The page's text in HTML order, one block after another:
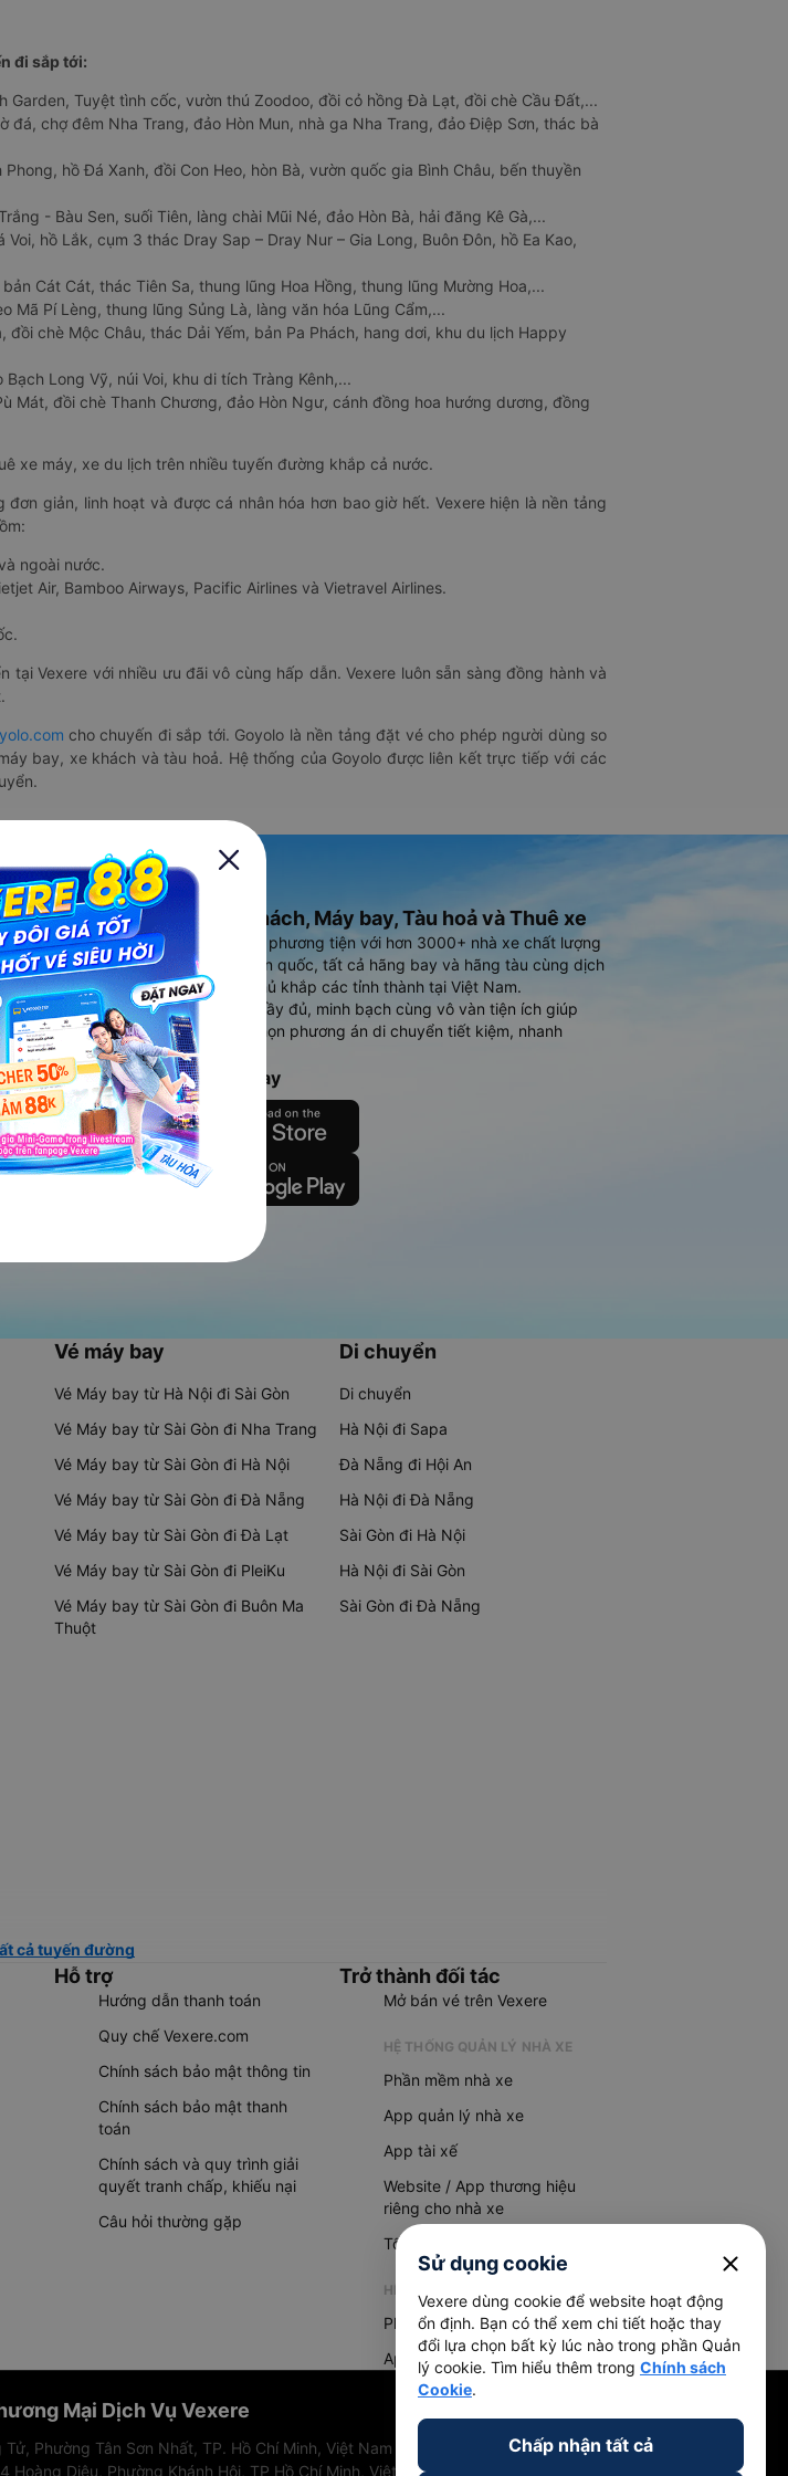
đi sắp tới:
Garden, Tuyệt tình cốc, vườn thú Zoodoo, đồi cỏ hồng Đà Lạt, đồi chè Cầu Đất,...
đá, chợ đêm Nha Trang, đảo Hòn Mun, nhà ga Nha Trang, đảo Điệp Sơn, thác bà
hồ Đá Xanh, đồi Con Heo, hòn Bà, vườn quốc gia Bình Châu, bến thuyền
- Bàu Sen, suối Tiên, làng chài Mũi Né, đảo Hòn Bà, hải đăng Kê Gà,...
hồ Lắk, cụm 3 thác Dray Sap – Dray Nur – Gia Long, Buôn Đôn, hồ Ea Kao,
Cát Cát, thác Tiên Sa, thung lũng Hoa Hồng, thung lũng Mường Hoa,...
Mã Pí Lèng, thung lũng Sủng Là, làng văn hóa Lũng Cẩm,...
đồi chè Mộc Châu, thác Dải Yếm, bản Pa Phách, hang dơi, khu du lịch Happy
Long Vỹ, núi Voi, khu di tích Tràng Kênh,...
Mát, đồi chè Thanh Chương, đảo Hòn Ngư, cánh đồng hoa hướng dương, đồng
xe máy, xe du lịch trên nhiều tuyến đường khắp cả nước.
giản, linh hoạt và được cá nhân hóa hơn bao giờ hết. Vexere hiện là nền tảng
ngoài nước.
Air, Bamboo Airways, Pacific Airlines và Vietravel Airlines.
Vexere với nhiều ưu đãi vô cùng hấp dẫn. Vexere luôn sẵn sàng đồng hành và
cho chuyến đi sắp tới. Goyolo là nền tảng đặt vé cho phép người dùng so
bay, xe khách và tàu hoả. Hệ thống của Goyolo được liên kết trực tiếp với các
Ứng dụng đặt vé Xe khách, Máy bay, Tàu hoả và Thuê xe
Vexere - ứng dụng đặt vé đa phương tiện với hơn 3000+ nhà xe chất lượng
cao, 5000+ tuyến đường toàn quốc, tất cả hãng bay và hãng tàu cùng dịch
vụ thuê xe máy, xe du lịch phủ khắp các tỉnh thành tại Việt Nam.
Ứng dụng hiển thị thông tin đầy đủ, minh bạch cùng vô vàn tiện ích giúp
người dùng so sánh và lựa chọn phương án di chuyển tiết kiệm, nhanh
chóng và phù hợp nhất.
Tải ứng dụng Vexere ngay
Vé máy bay
Vé Máy bay từ Hà Nội đi Sài Gòn
Vé Máy bay từ Sài Gòn đi Nha Trang
Vé Máy bay từ Sài Gòn đi Hà Nội
Vé Máy bay từ Sài Gòn đi Đà Nẵng
Vé Máy bay từ Sài Gòn đi Đà Lạt
Vé Máy bay từ Sài Gòn đi PleiKu
Vé Máy bay từ Sài Gòn đi Buôn Ma
Thuột
Di chuyển
Di chuyển
Hà Nội đi Sapa
Đà Nẵng đi Hội An
Hà Nội đi Đà Nẵng
Sài Gòn đi Hà Nội
Hà Nội đi Sài Gòn
Sài Gòn đi Đà Nẵng
cả tuyến đường
Hỗ trợ
Hướng dẫn thanh toán
Quy chế Vexere.com
Chính sách bảo mật thông tin
Chính sách bảo mật thanh
toán
Chính sách và quy trình giải
quyết tranh chấp, khiếu nại
Câu hỏi thường gặp
Trở thành đối tác
Mở bán vé trên Vexere
HỆ THỐNG QUẢN LÝ NHÀ XE
Phần mềm nhà xe
App quản lý nhà xe
App tài xế
Website / App thương hiệu
riêng cho nhà xe
Tổng đài AI
HỆ THỐNG QUẢN LÝ HÀNG HOÁ
Phần mềm quản lý hàng hoá
App quản lý hàng hoá
Mại Dịch Vụ Vexere
Phường Tân Sơn Nhất, TP. Hồ Chí Minh, Việt Nam
Diệu, Phường Khánh Hội, TP Hồ Chí Minh, Việt Nam
Sử dụng cookie close
Vexere dùng cookie để website hoạt động
ổn định. Bạn có thể xem chi tiết hoặc thay
đổi lựa chọn bất kỳ lúc nào trong phần Quản
lý cookie. Tìm hiểu thêm trong Chính sách
Cookie.
Chấp nhận tất cả